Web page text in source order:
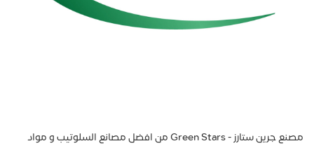
مصنع جرين ستارز - Green Stars من افضل مصانع السلوتيب و مواد